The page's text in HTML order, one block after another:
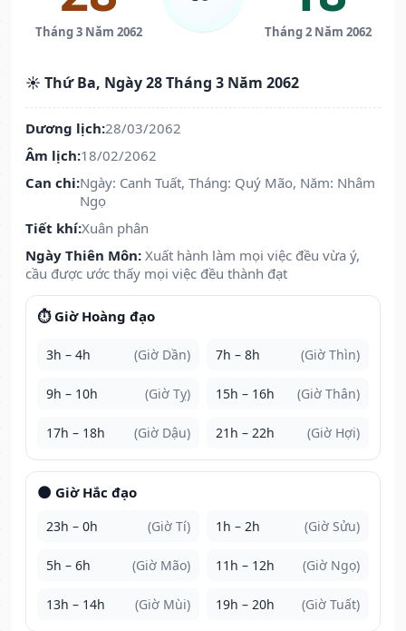
Tháng 3 Năm 2062 Tháng 2 Năm 2062
☀️ Thứ Ba, Ngày 28 Tháng 3 Năm 2062
Dương lịch:28/03/2062
Âm lịch:18/02/2062
Can chi:Ngày: Canh Tuất, Tháng: Quý Mão, Năm: Nhâm
Ngọ
Tiết khí:Xuân phân
Ngày Thiên Môn: Xuất hành làm mọi việc đều vừa ý,
cầu được ước thấy mọi việc đều thành đạt
⏱️ Giờ Hoàng đạo
3h – 4h (Giờ Dần) 7h – 8h (Giờ Thìn)
9h – 10h (Giờ Tỵ) 15h – 16h (Giờ Thân)
17h – 18h (Giờ Dậu) 21h – 22h (Giờ Hợi)
🌑 Giờ Hắc đạo
23h – 0h (Giờ Tí) 1h – 2h (Giờ Sửu)
5h – 6h (Giờ Mão) 11h – 12h (Giờ Ngọ)
13h – 14h (Giờ Mùi) 19h – 20h (Giờ Tuất)